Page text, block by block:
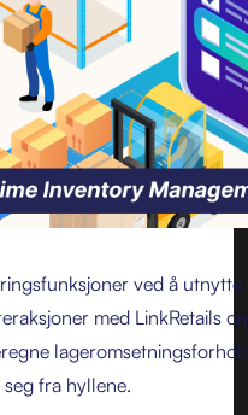
ved å utnytte
med LinkRetails
fra hyllene.